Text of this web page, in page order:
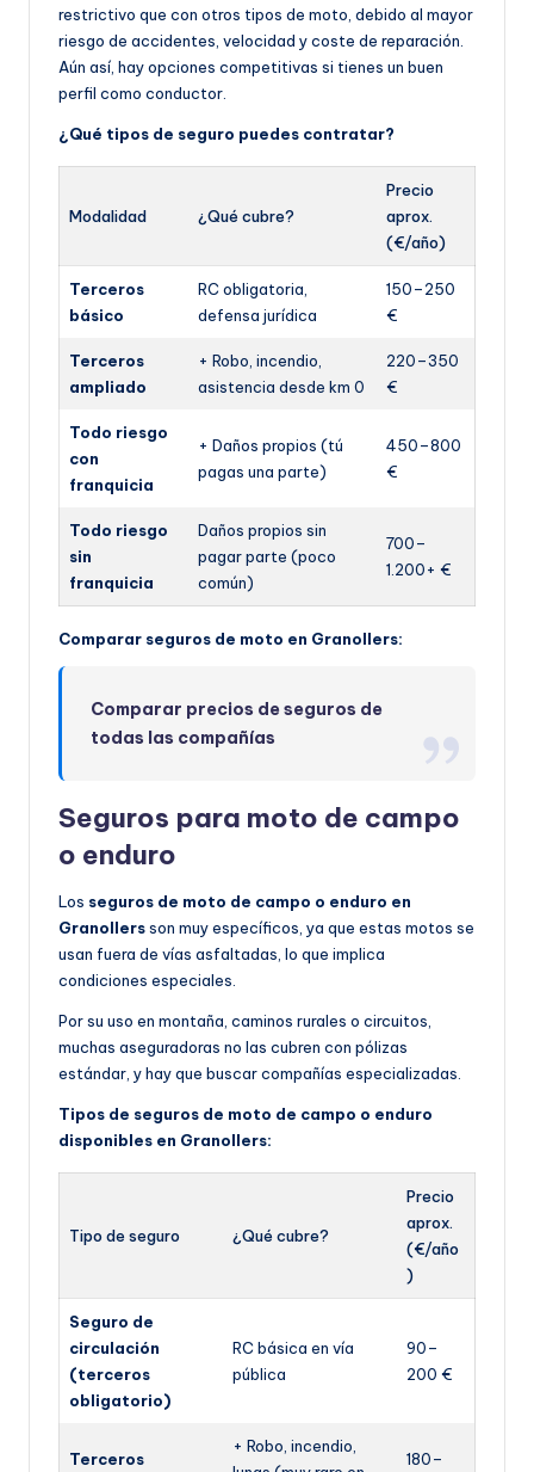
restrictivo que con otros tipos de moto, debido al mayor
riesgo de accidentes, velocidad y coste de reparación.
Aún así, hay opciones competitivas si tienes un buen
perfil como conductor.
¿Qué tipos de seguro puedes contratar?
Modalidad ¿Qué cubre?
Precio
aprox.
(€/año)
Terceros
básico
RC obligatoria,
defensa jurídica
150–250
€
Terceros
ampliado
+ Robo, incendio,
asistencia desde km 0
220–350
€
Todo riesgo
con
franquicia
+ Daños propios (tú
pagas una parte)
450–800
€
Todo riesgo
sin
franquicia
Daños propios sin
pagar parte (poco
común)
700–
1.200+ €
Comparar seguros de moto en Granollers:
Comparar precios de seguros de
todas las compañías
Seguros para moto de campo
o enduro
Los seguros de moto de campo o enduro en
Granollersson muy específicos, ya que estas motos se
usan fuera de vías asfaltadas, lo que implica
condiciones especiales.
Por su uso en montaña, caminos rurales o circuitos,
muchas aseguradoras no las cubren con pólizas
estándar, y hay que buscar compañías especializadas.
Tipos de seguros de moto de campo o enduro
disponibles en Granollers:
Tipo de seguro ¿Qué cubre?
Precio
aprox.
(€/año
)
Seguro de
circulación
(terceros
obligatorio)
RC básica en vía
pública
90–
200 €
Terceros
+ Robo, incendio,
180–